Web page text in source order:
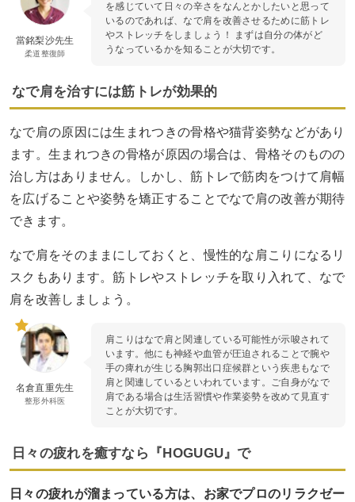
當銘梨沙先生
柔道整復師
を感じていて日々の辛さをなんとかしたいと思って
いるのであれば、なで肩を改善させるために筋トレ
やストレッチをしましょう！ まずは自分の体がど
うなっているかを知ることが大切です。
なで肩を治すには筋トレが効果的
なで肩の原因には生まれつきの骨格や猫背姿勢などがあり
ます。生まれつきの骨格が原因の場合は、骨格そのものの
治し方はありません。しかし、筋トレで筋肉をつけて肩幅
を広げることや姿勢を矯正することでなで肩の改善が期待
できます。
なで肩をそのままにしておくと、慢性的な肩こりになるリ
スクもあります。筋トレやストレッチを取り入れて、なで
肩を改善しましょう。
名倉直重先生
整形外科医
肩こりはなで肩と関連している可能性が示唆されて
います。他にも神経や血管が圧迫されることで腕や
手の痺れが生じる胸郭出口症候群という疾患もなで
肩と関連しているといわれています。ご自身がなで
肩である場合は生活習慣や作業姿勢を改めて見直す
ことが大切です。
日々の疲れを癒すなら『HOGUGU』で
日々の疲れが溜まっている方は、お家でプロのリラクゼー